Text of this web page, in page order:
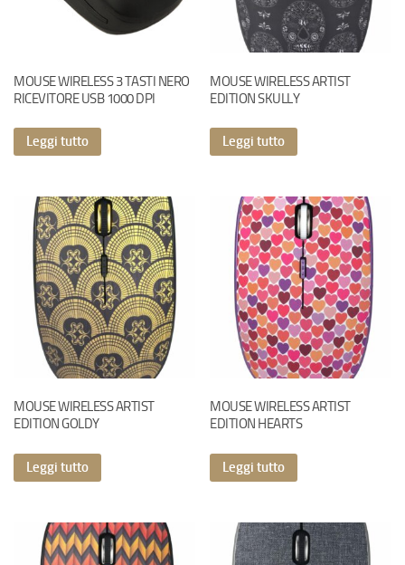
MOUSE WIRELESS 3 TASTI NERO
RICEVITORE USB 1000 DPI
Leggi tutto
MOUSE WIRELESS ARTIST
EDITION SKULLY
Leggi tutto
MOUSE WIRELESS ARTIST
EDITION GOLDY
Leggi tutto
MOUSE WIRELESS ARTIST
EDITION HEARTS
Leggi tutto